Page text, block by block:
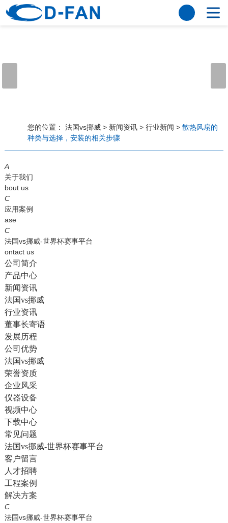
法国vs挪威
应用案例
工程案例
解决方案
新闻资讯
法国vs挪威
行业资讯
常见问题
法国vs挪威-世界杯赛事平台
您的位置： 法国vs挪威> 新闻资讯> 行业新闻 > 散热风扇的
种类与选择，安装的相关步骤
A
关于我们
bout us
C
应用案例
ase
C
法国vs挪威-世界杯赛事平台
ontact us
公司简介
产品中心
新闻资讯
法国vs挪威
行业资讯
董事长寄语
发展历程
公司优势
法国vs挪威
荣誉资质
企业风采
仪器设备
视频中心
下载中心
常见问题
法国vs挪威-世界杯赛事平台
客户留言
人才招聘
工程案例
解决方案
C
法国vs挪威-世界杯赛事平台